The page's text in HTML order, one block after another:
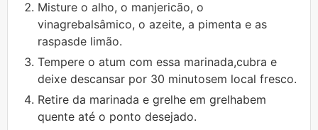
Misture o alho, o manjericão, o
vinagrebalsâmico, o azeite, a pimenta e as
raspasde limão.
Tempere o atum com essa marinada,cubra e
deixe descansar por 30 minutosem local fresco.
Retire da marinada e grelhe em grelhabem
quente até o ponto desejado.